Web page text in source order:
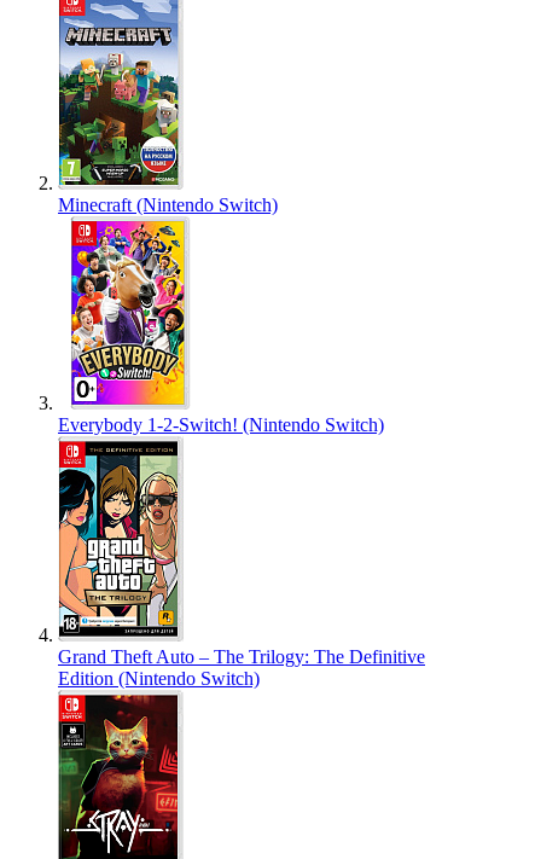
Minecraft (Nintendo Switch)
Everybody 1-2-Switch! (Nintendo Switch)
Grand Theft Auto – The Trilogy: The Definitive
Edition (Nintendo Switch)